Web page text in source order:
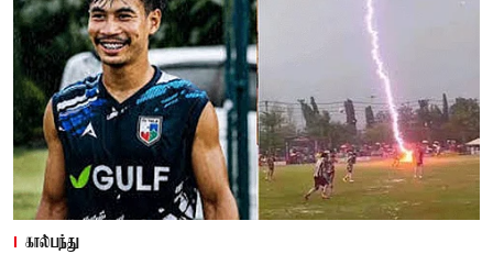
கால்பந்து